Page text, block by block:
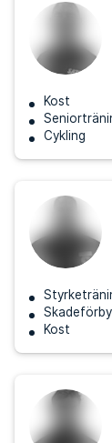
Kost
Cykling
Kost